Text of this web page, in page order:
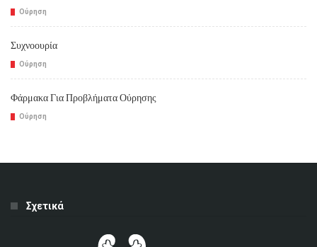
Ούρηση
Συχνοουρία
Ούρηση
Φάρμακα Για Προβλήματα Ούρησης
Ούρηση
Σχετικά